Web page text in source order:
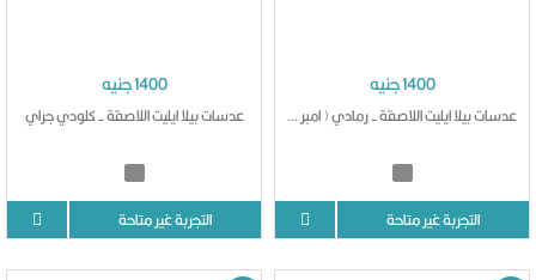
1400 جنيه
عدسات بيلا ايليت اللاصقة - رمادي ( امبر جراي)
التجربة غير متاحة
1400 جنيه
عدسات بيلا ايليت اللاصقة - كلودي جراي
التجربة غير متاحة